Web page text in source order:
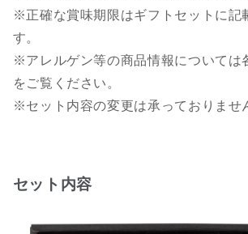
※正確な賞味期限はギフトセットに記
す。
※アレルゲン等の商品情報については
をご覧ください。
※セット内容の変更は承っておりませ
セット内容